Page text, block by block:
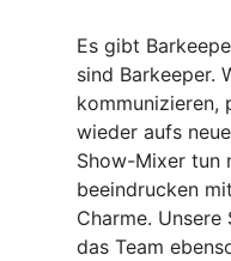
Es gibt
sind Barkeeper.
kommunizieren,
wieder aufs
Show-Mixer tun
beeindrucken
Charme.
das Team